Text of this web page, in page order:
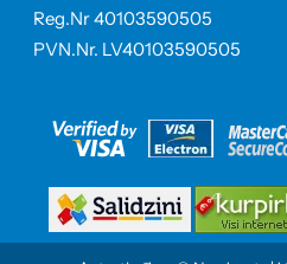
Reg.Nr 40103590505
PVN.Nr. LV40103590505